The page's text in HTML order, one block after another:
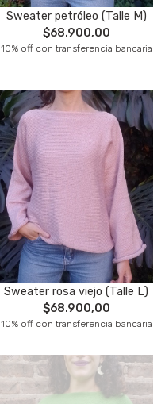
Sweater petróleo (Talle M)
$68.900,00
10% off con transferencia bancaria
Sweater rosa viejo (Talle L)
$68.900,00
10% off con transferencia bancaria